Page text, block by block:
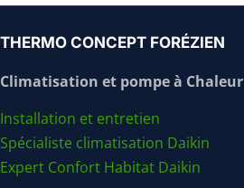
THERMO CONCEPT FORÉZIEN
Climatisation et pompe à Chaleur
Installation et entretien
Spécialiste climatisation Daikin
Expert Confort Habitat Daikin